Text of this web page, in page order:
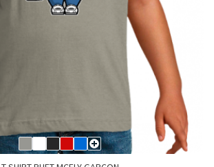
T-SHIRT PUFT MCFLY GARÇON